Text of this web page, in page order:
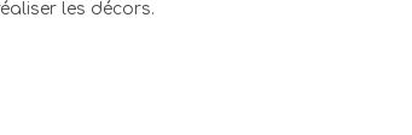
les décors.